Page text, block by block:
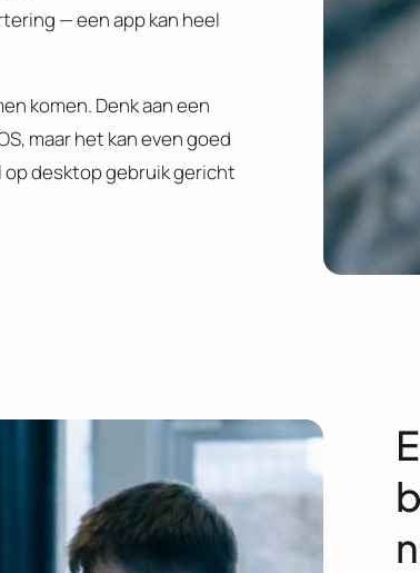
— een app kan heel
komen. Denk aan een
maar het kan even goed
desktop gebruik gericht